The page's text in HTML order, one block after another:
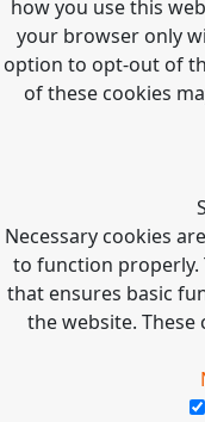
how you use this
your browser only
option to opt-out of
of these cookies
Necessary cookies
to function properly.
that ensures basic
the website.